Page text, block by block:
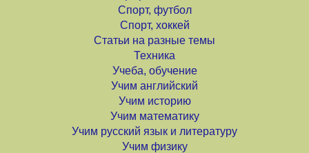
Спорт, футбол
Спорт, хоккей
Статьи на разные темы
Техника
Учеба, обучение
Учим английский
Учим историю
Учим математику
Учим русский язык и литературу
Учим физику